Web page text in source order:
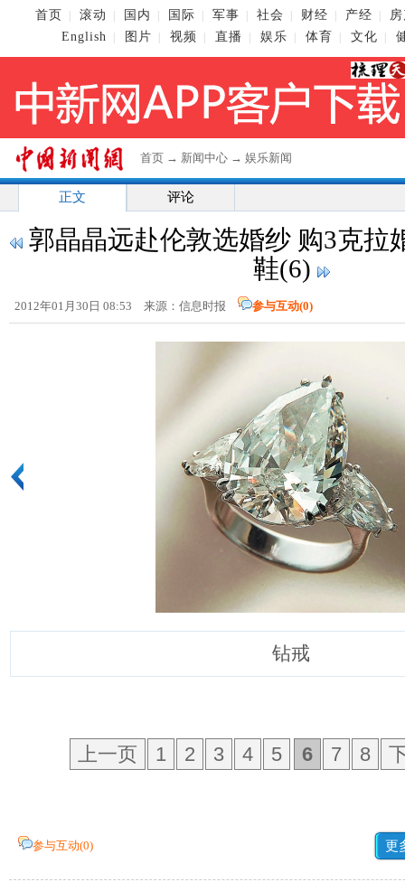
首页 滚动 国内 国际 军事 社会 财经 产经
English
图片 视频 直播 娱乐 体育 文化
首页 → 新闻中心 → 娱乐新闻
正文 评论
郭晶晶远赴伦敦选婚纱 购3克拉
鞋(6)
2012年01月30日 08:53 来源：信息时报 参与互动(0)
钻戒
上一页 1 2 3 4 5 6 7 8
参与互动(0) 更